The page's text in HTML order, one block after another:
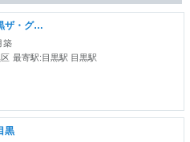
シティハウス目黒ザ・グランド
築
最寄駅:目黒駅 目黒駅
黒